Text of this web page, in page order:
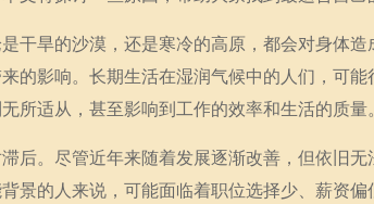
干旱的沙漠，还是寒冷的高原，都会对身体造
的影响。长期生活在湿润气候中的人们，可
所适从，甚至影响到工作的效率和生活的质量。
后。尽管近年来随着发展逐渐改善，但依旧
景的人来说，可能面临着职位选择少、薪资偏